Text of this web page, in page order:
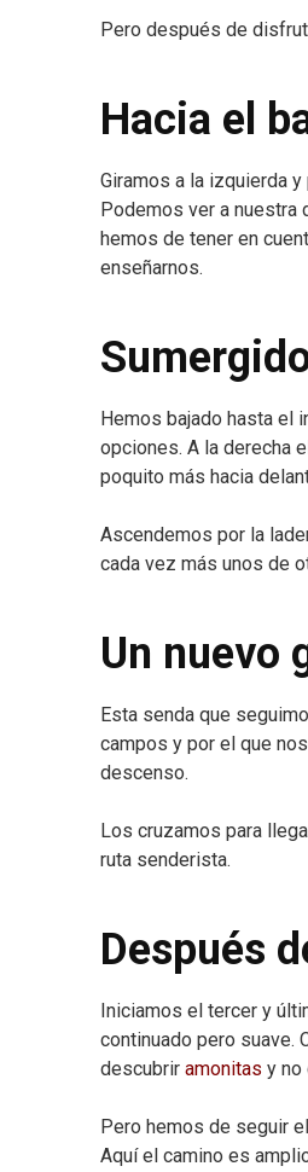
Pero después de
Hacia el
Giramos a la izquierda
Podemos ver a nuestra
hemos de tener en
enseñarnos.
Hemos bajado hasta el
opciones. A la derecha
poquito más hacia
Ascendemos por la
cada vez más unos de
Un nuevo
Esta senda que
campos y por el que
descenso.
Los cruzamos para
ruta senderista.
Después
Iniciamos el tercer y
continuado pero suave.
descubrir amonitas y no
Pero hemos de seguir
Aquí el camino es